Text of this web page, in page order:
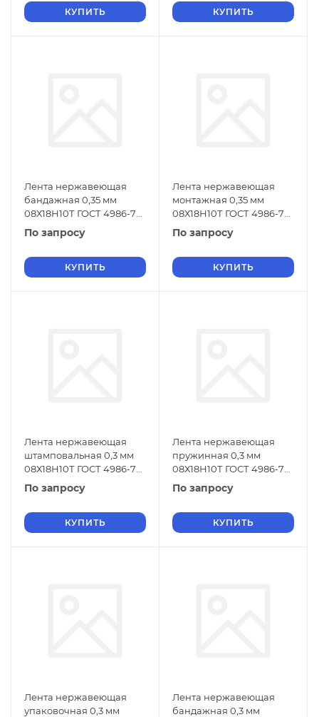
КУПИТЬ КУПИТЬ
Лента нержавеющая
бандажная 0,35 мм
08Х18Н10Т ГОСТ 4986-79
х/к
По запросу
КУПИТЬ
Лента нержавеющая
монтажная 0,35 мм
08Х18Н10Т ГОСТ 4986-79
г/к
По запросу
КУПИТЬ
Лента нержавеющая
штамповальная 0,3 мм
08Х18Н10Т ГОСТ 4986-79
г/к
По запросу
КУПИТЬ
Лента нержавеющая
пружинная 0,3 мм
08Х18Н10Т ГОСТ 4986-79
х/к
По запросу
КУПИТЬ
Лента нержавеющая
упаковочная 0,3 мм
Лента нержавеющая
бандажная 0,3 мм